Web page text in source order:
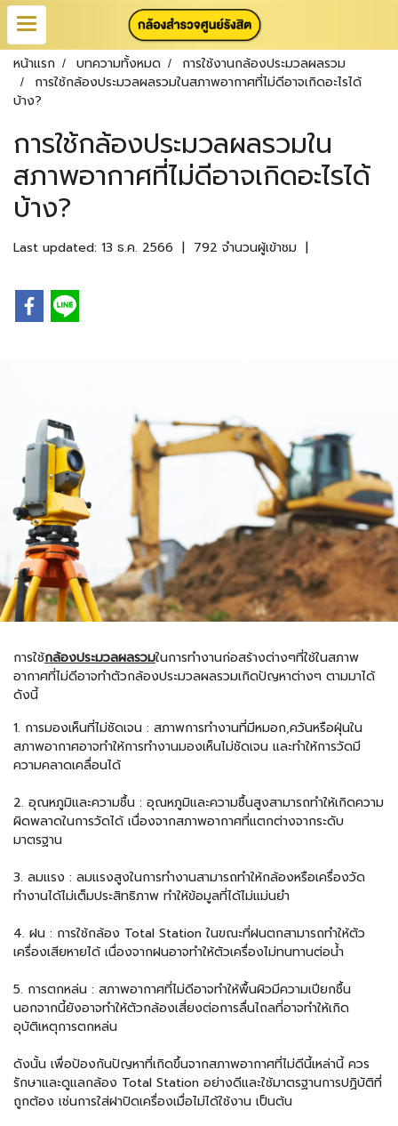
หน้าแรก บทความทั้งหมด
การใช้งานกล้องประมวลผลรวม
การใช้กล้องประมวลผลรวมในสภาพอากาศที่ไม่ดีอาจเกิดอะไรได้
บ้าง?
การใช้กล้องประมวลผลรวมใน
สภาพอากาศที่ไม่ดีอาจเกิดอะไรได้
บ้าง?
Last updated: 13 ธ.ค. 2566 | 792 จำนวนผู้เข้าชม |
การใช้กล้องประมวลผลรวมในการทำงานก่อสร้างต่างๆที่ใช้ในสภาพ
อากาศที่ไม่ดีอาจทำตัวกล้องประมวลผลรวมเกิดปัญหาต่างๆ ตามมาได้
ดังนี้
1. การมองเห็นที่ไม่ชัดเจน : สภาพการทำงานที่มีหมอก,ควันหรือฝุ่นใน
สภาพอากาศอาจทำให้การทำงานมองเห็นไม่ชัดเจน และทำให้การวัดมี
ความคลาดเคลื่อนได้
2. อุณหภูมิและความชื้น : อุณหภูมิและความชื้นสูงสามารถทำให้เกิดความ
ผิดพลาดในการวัดได้ เนื่องจากสภาพอากาศที่แตกต่างจากระดับ
มาตรฐาน
3. ลมแรง : ลมแรงสูงในการทำงานสามารถทำให้กล้องหรือเครื่องวัด
ทำงานได้ไม่เต็มประสิทธิภาพ ทำให้ข้อมูลที่ได้ไม่แม่นยำ
4. ฝน : การใช้กล้อง Total Station ในขณะที่ฝนตกสามารถทำให้ตัว
เครื่องเสียหายได้ เนื่องจากฝนอาจทำให้ตัวเครื่องไม่ทนทานต่อน้ำ
5. การตกหล่น : สภาพอากาศที่ไม่ดีอาจทำให้พื้นผิวมีความเปียกชื้น
นอกจากนี้ยังอาจทำให้ตัวกล้องเสี่ยงต่อการลื่นไถลที่อาจทำให้เกิด
อุบัติเหตุการตกหล่น
ดังนั้น เพื่อป้องกันปัญหาที่เกิดขึ้นจากสภาพอากาศที่ไม่ดีนี้เหล่านี้ ควร
รักษาและดูแลกล้อง Total Station อย่างดีและใช้มาตรฐานการปฏิบัติที่
ถูกต้อง เช่นการใส่ฝาปิดเครื่องเมื่อไม่ได้ใช้งาน เป็นต้น